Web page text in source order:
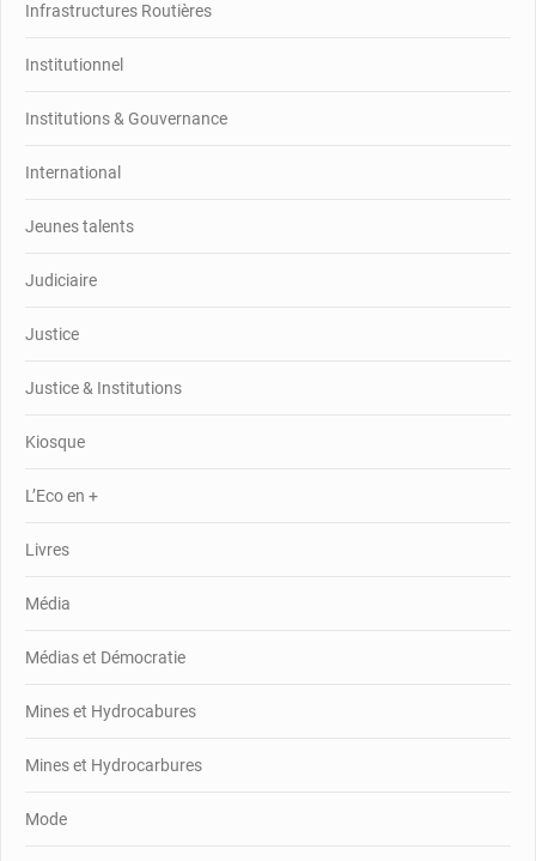
Infrastructures Routières
Institutionnel
Institutions & Gouvernance
International
Jeunes talents
Judiciaire
Justice
Justice & Institutions
Kiosque
L’Eco en +
Livres
Média
Médias et Démocratie
Mines et Hydrocabures
Mines et Hydrocarbures
Mode